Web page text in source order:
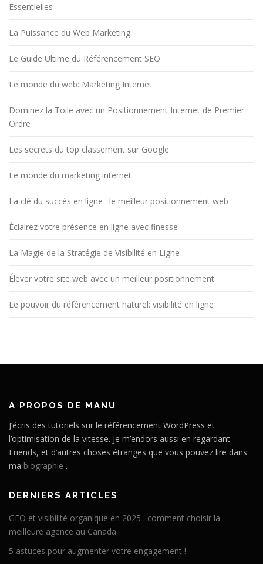
Essentielles
La Puissance du Web Marketing
Le Guide Ultime du Référencement SEO
Le monde du web: Marketing Internet
Dominez la Toile avec un Positionnement Internet de Premier
Ordre
Les secrets du top classement sur Google
Le monde du marketing internet
La clé du succès en ligne : le meilleur positionnement web
Éclairez votre présence en ligne avec finesse
La Magie de la Stratégie de Visibilité en Ligne
Élever votre site web avec un meilleur positionnement
Le pouvoir du référencement naturel: visibilité en ligne
A PROPOS DE MANU
J’écris des tutoriels sur le référencement WordPress et
l’optimisation de la vitesse. Je m’endors aussi en regardant
Friends, et d’autres choses étranges que vous pouvez lire dans
ma biographie .
DERNIERS ARTICLES
GEO et visibilité organique en 2025 : comment choisir la
meilleure agence au Canada
5 astuces pour augmenter votre engagement !